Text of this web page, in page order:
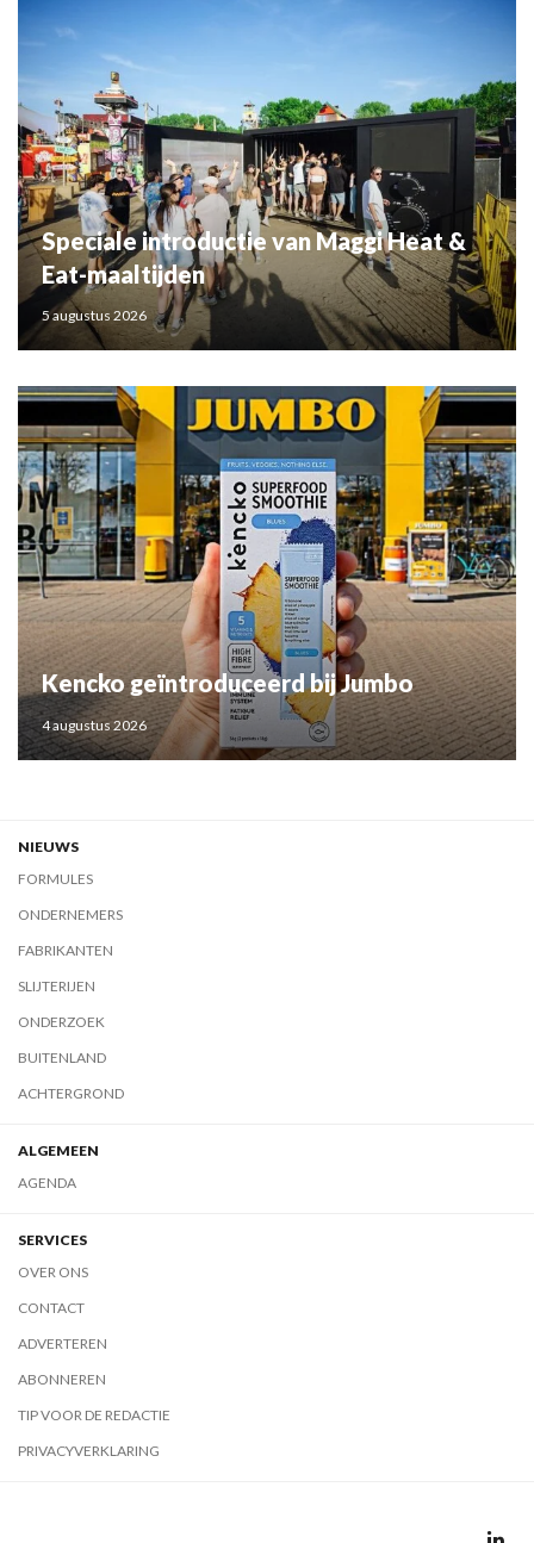
Speciale introductie van Maggi Heat &
Eat-maaltijden
5 augustus 2026
Kencko geïntroduceerd bij Jumbo
4 augustus 2026
NIEUWS
FORMULES
ONDERNEMERS
FABRIKANTEN
SLIJTERIJEN
ONDERZOEK
BUITENLAND
ACHTERGROND
ALGEMEEN
AGENDA
SERVICES
OVER ONS
CONTACT
ADVERTEREN
ABONNEREN
TIP VOOR DE REDACTIE
PRIVACYVERKLARING